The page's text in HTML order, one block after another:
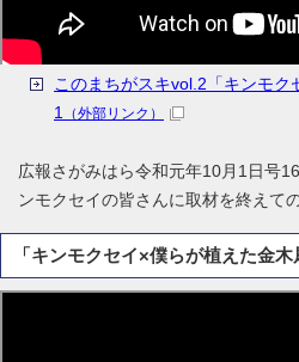
このまちがスキvol.2「キンモク
1 （外部リンク）
広報さがみはら令和元年10月1日号
ンモクセイの皆さんに取材を終えて
「キンモクセイ×僕らが植えた金木